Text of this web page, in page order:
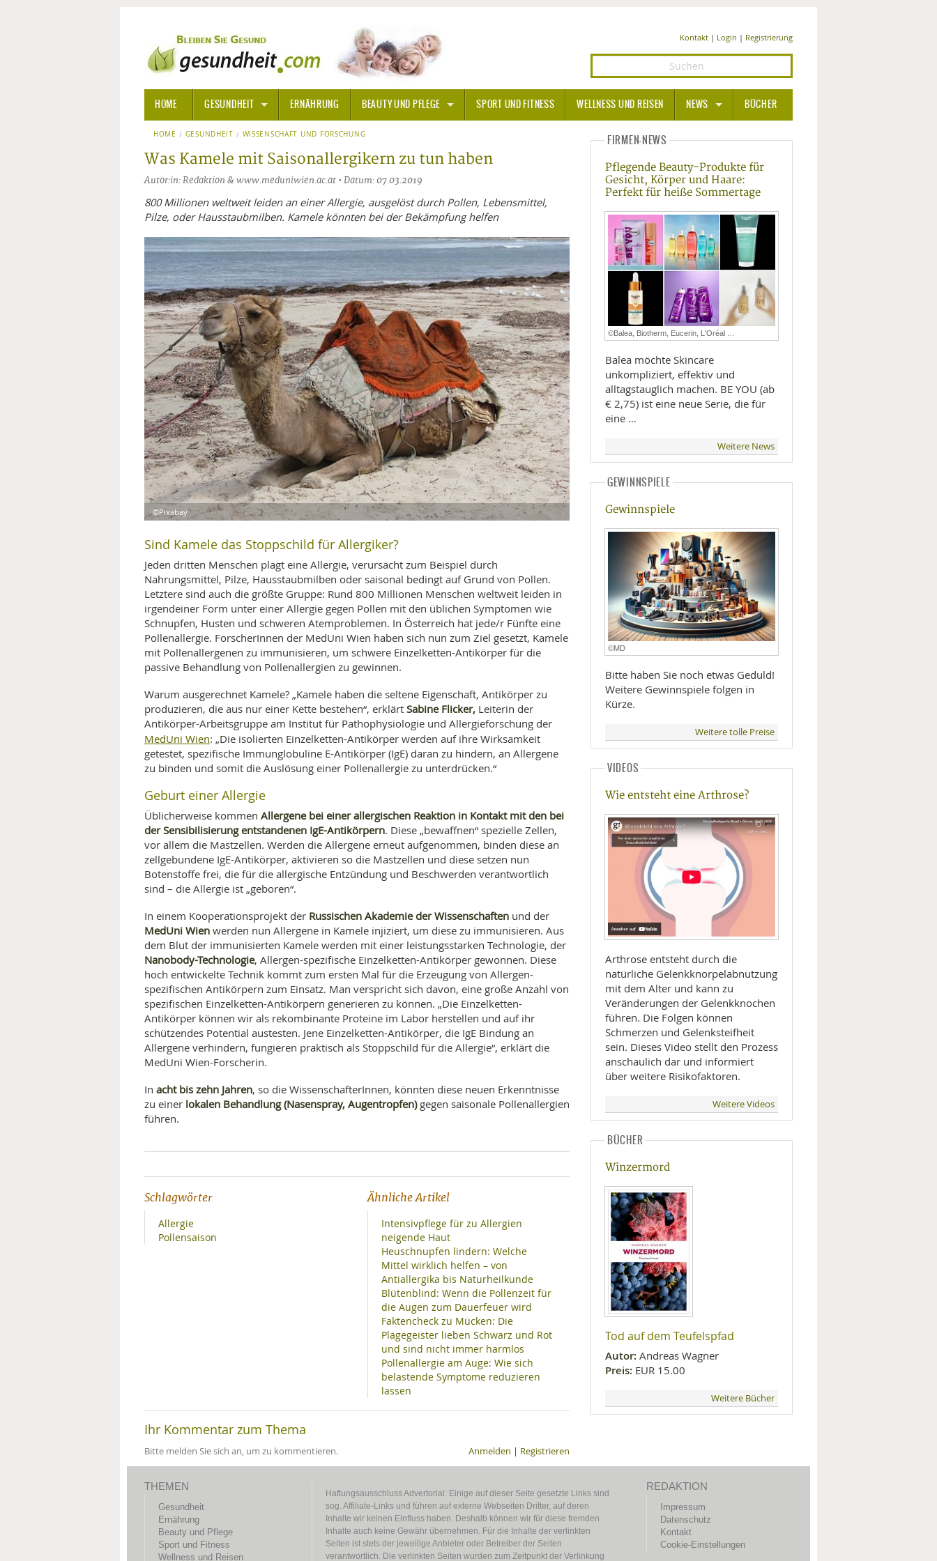
Kontakt| Login | Registrierung
HOME GESUNDHEIT
ALLGEMEINE INFORMATIONEN
ALTERNATIVE HEILWEISENAROMA THERAPIE
BACHBLÜTEN
EDELSTEINE - HEILSTEINE
HOMÖOPATHIE
KALIFORNISCHE BLÜTEN
NATURHEILKUNDE
ALTERNATIVE MEDIZIN
ARZNEI- UND HEILMITTEL
GIFTSTOFFE
KRANKHEITEN VON A-ZANGST
MEDIZINISCHE FACHBEGRIFFE
MUND UND ZÄHNE
PRÄVENTION UND ALTER
SYMPTOME UND DIAGNOSE
VITAMINE UND MINERALSTOFFE
WISSENSCHAFT UND FORSCHUNG
ERNÄHRUNG BEAUTY UND PFLEGE
SONNENSCHUTZ
SPORT UND FITNESS WELLNESS UND REISEN NEWS
MEDIZIN UND PHARMA
BEAUTY UND PFLEGE
SPORT UND FITNESS
WELLNESS UND REISEN
LIFESTYLE
MOBILITÄT
BÜCHER
HOME GESUNDHEIT WISSENSCHAFT UND FORSCHUNG
Was Kamele mit Saisonallergikern zu tun haben
Autor:in: Redaktion & www.meduniwien.ac.at • Datum: 07.03.2019
800 Millionen weltweit leiden an einer Allergie, ausgelöst durch Pollen, Lebensmittel,
Pilze, oder Hausstaubmilben. Kamele könnten bei der Bekämpfung helfen
©Pixabay
Sind Kamele das Stoppschild für Allergiker?
Jeden dritten Menschen plagt eine Allergie, verursacht zum Beispiel durch
Nahrungsmittel, Pilze, Hausstaubmilben oder saisonal bedingt auf Grund von Pollen.
Letztere sind auch die größte Gruppe: Rund 800 Millionen Menschen weltweit leiden in
irgendeiner Form unter einer Allergie gegen Pollen mit den üblichen Symptomen wie
Schnupfen, Husten und schweren Atemproblemen. In Österreich hat jede/r Fünfte eine
Pollenallergie. ForscherInnen der MedUni Wien haben sich nun zum Ziel gesetzt, Kamele
mit Pollenallergenen zu immunisieren, um schwere Einzelketten-Antikörper für die
passive Behandlung von Pollenallergien zu gewinnen.
Warum ausgerechnet Kamele? „Kamele haben die seltene Eigenschaft, Antikörper zu
produzieren, die aus nur einer Kette bestehen“, erklärt Sabine Flicker, Leiterin der
Antikörper-Arbeitsgruppe am Institut für Pathophysiologie und Allergieforschung der
MedUni Wien: „Die isolierten Einzelketten-Antikörper werden auf ihre Wirksamkeit
getestet, spezifische Immunglobuline E-Antikörper (IgE) daran zu hindern, an Allergene
zu binden und somit die Auslösung einer Pollenallergie zu unterdrücken.“
Geburt einer Allergie
Üblicherweise kommen Allergene bei einer allergischen Reaktion in Kontakt mit den bei
der Sensibilisierung entstandenen IgE-Antikörpern. Diese „bewaffnen“ spezielle Zellen,
vor allem die Mastzellen. Werden die Allergene erneut aufgenommen, binden diese an
zellgebundene IgE-Antikörper, aktivieren so die Mastzellen und diese setzen nun
Botenstoffe frei, die für die allergische Entzündung und Beschwerden verantwortlich
sind – die Allergie ist „geboren“.
In einem Kooperationsprojekt der Russischen Akademie der Wissenschaften und der
MedUni Wien werden nun Allergene in Kamele injiziert, um diese zu immunisieren. Aus
dem Blut der immunisierten Kamele werden mit einer leistungsstarken Technologie, der
Nanobody-Technologie, Allergen-spezifische Einzelketten-Antikörper gewonnen. Diese
hoch entwickelte Technik kommt zum ersten Mal für die Erzeugung von Allergen-
spezifischen Antikörpern zum Einsatz. Man verspricht sich davon, eine große Anzahl von
spezifischen Einzelketten-Antikörpern generieren zu können. „Die Einzelketten-
Antikörper können wir als rekombinante Proteine im Labor herstellen und auf ihr
schützendes Potential austesten. Jene Einzelketten-Antikörper, die IgE Bindung an
Allergene verhindern, fungieren praktisch als Stoppschild für die Allergie“, erklärt die
MedUni Wien-Forscherin.
In acht bis zehn Jahren, so die WissenschafterInnen, könnten diese neuen Erkenntnisse
zu einer lokalen Behandlung (Nasenspray, Augentropfen)gegen saisonale Pollenallergien
führen.
Schlagwörter
Allergie
Pollensaison
Ähnliche Artikel
Intensivpflege für zu Allergien
neigende Haut
Heuschnupfen lindern: Welche
Mittel wirklich helfen – von
Antiallergika bis Naturheilkunde
Blütenblind: Wenn die Pollenzeit für
die Augen zum Dauerfeuer wird
Faktencheck zu Mücken: Die
Plagegeister lieben Schwarz und Rot
und sind nicht immer harmlos
Pollenallergie am Auge: Wie sich
belastende Symptome reduzieren
lassen
Ihr Kommentar zum Thema
Bitte melden Sie sich an, um zu kommentieren. Anmelden | Registrieren
FIRMEN-NEWS
Pflegende Beauty-Produkte für
Gesicht, Körper und Haare:
Perfekt für heiße Sommertage
©Balea, Biotherm, Eucerin, L'Oréal …
Balea möchte Skincare
unkompliziert, effektiv und
alltagstauglich machen. BE YOU (ab
€ 2,75) ist eine neue Serie, die für
eine …
Weitere News
GEWINNSPIELE
Gewinnspiele
©MD
Bitte haben Sie noch etwas Geduld!
Weitere Gewinnspiele folgen in
Kürze.
Weitere tolle Preise
VIDEOS
Wie entsteht eine Arthrose?
Arthrose entsteht durch die
natürliche Gelenkknorpelabnutzung
mit dem Alter und kann zu
Veränderungen der Gelenkknochen
führen. Die Folgen können
Schmerzen und Gelenksteifheit
sein. Dieses Video stellt den Prozess
anschaulich dar und informiert
über weitere Risikofaktoren.
Weitere Videos
BÜCHER
Winzermord
Tod auf dem Teufelspfad
Autor: Andreas Wagner
Preis: EUR 15.00
Weitere Bücher
THEMEN
Gesundheit
Ernährung
Beauty und Pflege
Sport und Fitness
Wellness und Reisen
Haftungsausschluss Advertorial: Einige auf dieser Seite gesetzte Links sind
sog. Affiliate-Links und führen auf externe Webseiten Dritter, auf deren
Inhalte wir keinen Einfluss haben. Deshalb können wir für diese fremden
Inhalte auch keine Gewähr übernehmen. Für die Inhalte der verlinkten
Seiten ist stets der jeweilige Anbieter oder Betreiber der Seiten
verantwortlich. Die verlinkten Seiten wurden zum Zeitpunkt der Verlinkung
REDAKTION
Impressum
Datenschutz
Kontakt
Cookie-Einstellungen